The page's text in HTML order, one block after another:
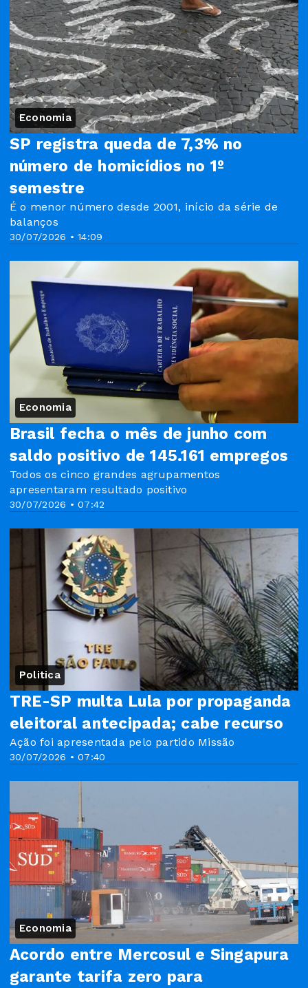
Economia
30/07/2026 • 14:09
SP registra queda de 7,3% no
número de homicídios no 1º
semestre
É o menor número desde 2001, início da série de
balanços
Economia
30/07/2026 • 07:42
Brasil fecha o mês de junho com
saldo positivo de 145.161 empregos
Todos os cinco grandes agrupamentos
apresentaram resultado positivo
Politica
30/07/2026 • 07:40
TRE-SP multa Lula por propaganda
eleitoral antecipada; cabe recurso
Ação foi apresentada pelo partido Missão
Economia
Acordo entre Mercosul e Singapura
garante tarifa zero para